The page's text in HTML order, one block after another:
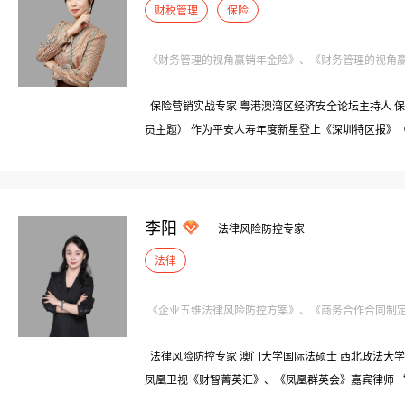
财税管理 保险
《财务管理的视角赢销年金险》、《财务管理的视角
保险营销实战专家 粤港澳湾区经济安全论坛主持人
员主题） 作为平安人寿年度新星登上《深圳特区报
李阳 法律风险防控专家
法律
《企业五维法律风险防控方案》、《商务合作合同制
法律风险防控专家 澳门大学国际法硕士 西北政法大
凤凰卫视《财智菁英汇》、《凤凰群英会》嘉宾律